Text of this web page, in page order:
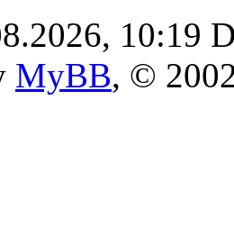
10:19
MyBB, ©